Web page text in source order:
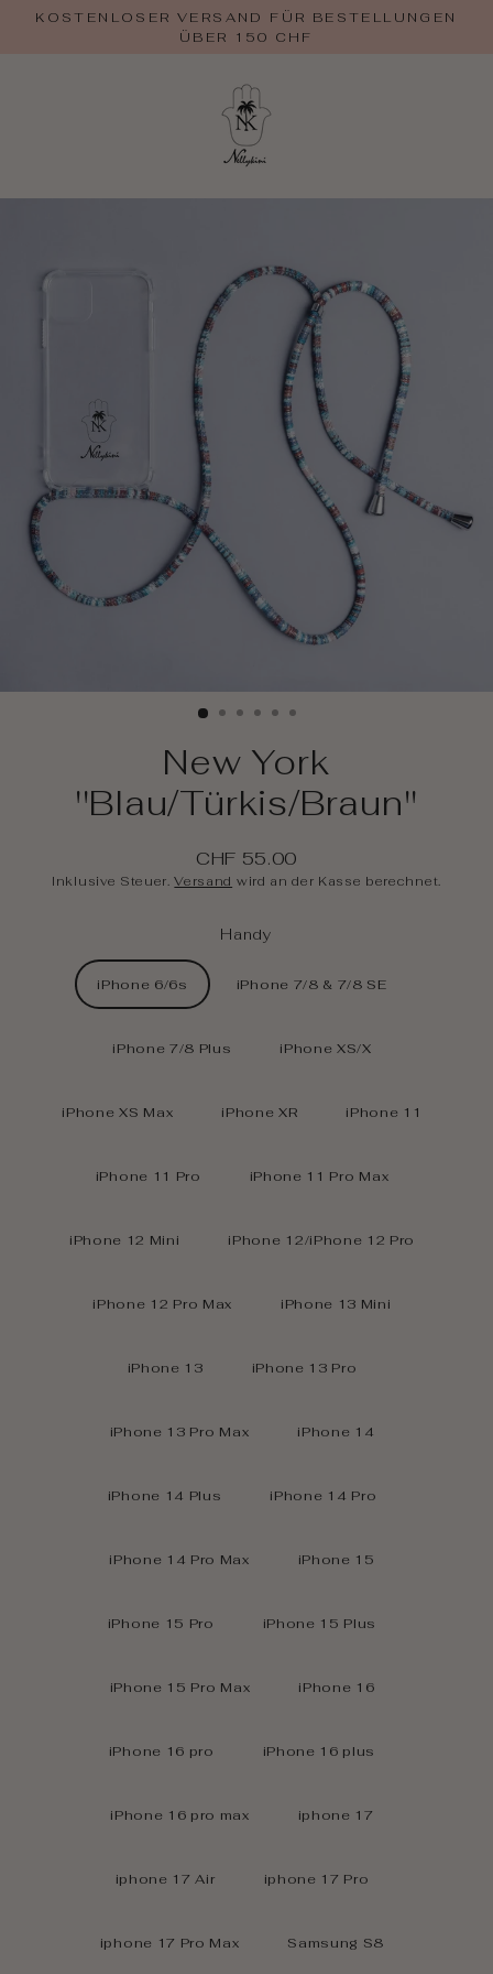
KOSTENLOSER VERSAND FÜR BESTELLUNGEN
ÜBER 150 CHF
New York
''Blau/Türkis/Braun''
Regulärer
Preis
CHF 55.00
Inklusive Steuer.Versand wird an der Kasse berechnet.
Handy
iPhone 6/6s iPhone 7/8 & 7/8 SE
iPhone 7/8 Plus iPhone XS/X
iPhone XS Max iPhone XR iPhone 11
iPhone 11 Pro iPhone 11 Pro Max
iPhone 12 Mini iPhone 12/iPhone 12 Pro
iPhone 12 Pro Max iPhone 13 Mini
iPhone 13 iPhone 13 Pro
iPhone 13 Pro Max iPhone 14
iPhone 14 Plus iPhone 14 Pro
iPhone 14 Pro Max iPhone 15
iPhone 15 Pro iPhone 15 Plus
iPhone 15 Pro Max iPhone 16
iPhone 16 pro iPhone 16 plus
iPhone 16 pro max iphone 17
iphone 17 Air iphone 17 Pro
iphone 17 Pro Max Samsung S8